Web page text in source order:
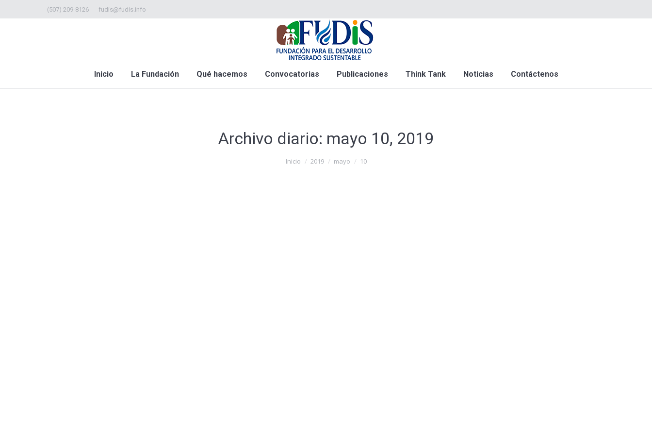
(507) 209-8126 fudis@fudis.info
Inicio La Fundación Qué hacemos Convocatorias Publicaciones Think Tank Noticias Contáctenos
Archivo diario: mayo 10, 2019
Inicio 2019 mayo 10